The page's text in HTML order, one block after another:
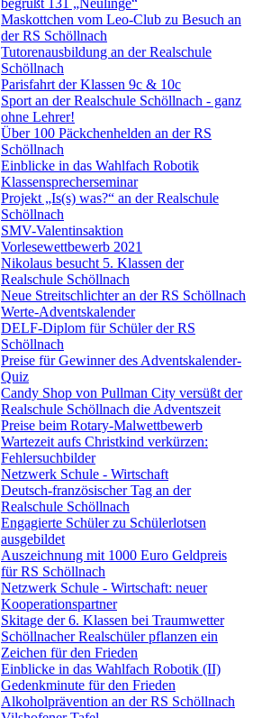
begrüßt 131 „Neulinge“
Maskottchen vom Leo-Club zu Besuch an
der RS Schöllnach
Tutorenausbildung an der Realschule
Schöllnach
Parisfahrt der Klassen 9c & 10c
Sport an der Realschule Schöllnach - ganz
ohne Lehrer!
Über 100 Päckchenhelden an der RS
Schöllnach
Einblicke in das Wahlfach Robotik
Klassensprecherseminar
Projekt „Is(s) was?“ an der Realschule
Schöllnach
SMV-Valentinsaktion
Vorlesewettbewerb 2021
Nikolaus besucht 5. Klassen der
Realschule Schöllnach
Neue Streitschlichter an der RS Schöllnach
Werte-Adventskalender
DELF-Diplom für Schüler der RS
Schöllnach
Preise für Gewinner des Adventskalender-
Quiz
Candy Shop von Pullman City versüßt der
Realschule Schöllnach die Adventszeit
Preise beim Rotary-Malwettbewerb
Wartezeit aufs Christkind verkürzen:
Fehlersuchbilder
Netzwerk Schule - Wirtschaft
Deutsch-französischer Tag an der
Realschule Schöllnach
Engagierte Schüler zu Schülerlotsen
ausgebildet
Auszeichnung mit 1000 Euro Geldpreis
für RS Schöllnach
Netzwerk Schule - Wirtschaft: neuer
Kooperationspartner
Skitage der 6. Klassen bei Traumwetter
Schöllnacher Realschüler pflanzen ein
Zeichen für den Frieden
Einblicke in das Wahlfach Robotik (II)
Gedenkminute für den Frieden
Alkoholprävention an der RS Schöllnach